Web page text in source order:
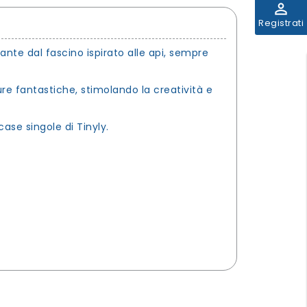
perm_identity
Registrati
dal fascino ispirato alle api, sempre
fantastiche, stimolando la creatività e
singole di Tinyly.